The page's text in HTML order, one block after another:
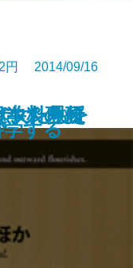
―料理研
人のた
円 2014/09/16
する
シ教授
女たちを